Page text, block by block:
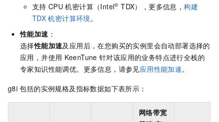
支持 CPU 机密计算（Intel® TDX），更多信息，构建
TDX 机密计算环境 。
性能加速 ：
选择性能加速及应用后，在您购买的实例里会自动部署选择的
应用，并使用 KeenTune 针对该应用的业务特点进行全栈的
专家知识性能调优。更多信息，请参见应用性能加速。
g8i 包括的实例规格及指标数据如下表所示：
网络带宽